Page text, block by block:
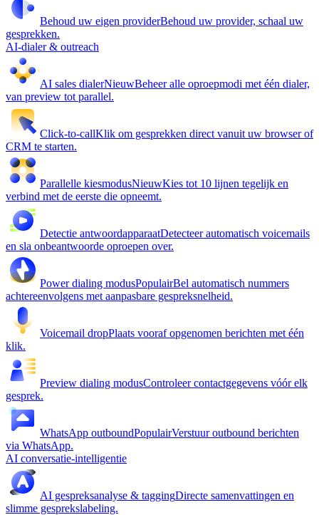
Behoud uw eigen providerBehoud uw provider, schaal uw
gesprekken.
AI-dialer & outreach
AI sales dialerNieuwBeheer alle oproepmodi met één dialer,
van preview tot parallel.
Click-to-callKlik om gesprekken direct vanuit uw browser of
CRM te starten.
Parallelle kiesmodusNieuwKies tot 10 lijnen tegelijk en
verbind met de eerste die opneemt.
Detectie antwoordapparaatDetecteer automatisch voicemails
en sla onbeantwoorde oproepen over.
Power dialing modusPopulairBel automatisch nummers
achtereenvolgens met aanpasbare gespreksnelheid.
Voicemail dropPlaats vooraf opgenomen berichten met één
klik.
Preview dialing modusControleer contactgegevens vóór elk
gesprek.
WhatsApp outboundPopulairVerstuur outbound berichten
via WhatsApp.
AI conversatie-intelligentie
AI gespreksanalyse & taggingDirecte samenvattingen en
slimme gesprekslabeling.